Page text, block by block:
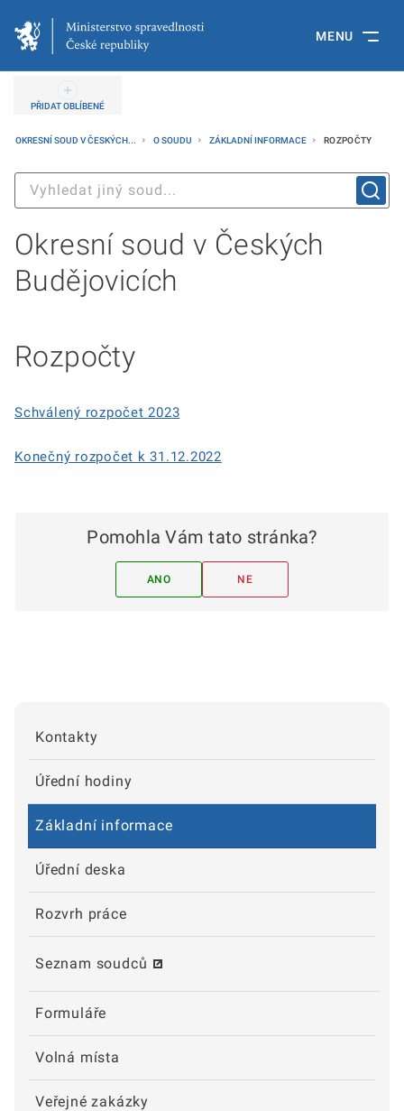
MENU
PŘIDAT OBLÍBENÉ
OKRESNÍ SOUD V ČESKÝCH... O SOUDU ZÁKLADNÍ INFORMACE ROZPOČTY
Okresní soud v Českých
Budějovicích
Kontakty
Úřední hodiny
Základní informace
Úřední deska
Rozvrh práce
Seznam soudců
Formuláře
Volná místa
Veřejné zakázky
Rozpočty
Schválený rozpočet 2023
Konečný rozpočet k 31.12.2022
Pomohla Vám tato stránka?
ANO NE